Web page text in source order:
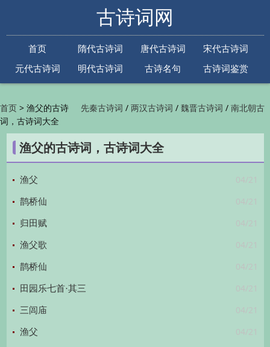
古诗词网
首页 隋代古诗词 唐代古诗词
宋代古诗词
元代古诗词
明代古诗词 古诗名句
古诗词鉴赏
先秦古诗词 /两汉古诗词 /魏晋古诗词 /南北朝古
代古诗词/金朝古诗词/元代古诗词/明代古诗词
/清代古诗词/近现代古诗词
鉴赏/古诗下一句/古诗上一句/
首页 > 渔父的古诗
词，古诗词大全
渔父的古诗词，古诗词大全
04/21
渔父
04/21
鹊桥仙
04/21
归田赋
04/21
渔父歌
04/21
鹊桥仙
04/21
田园乐七首·其三
04/21
三闾庙
04/21
渔父